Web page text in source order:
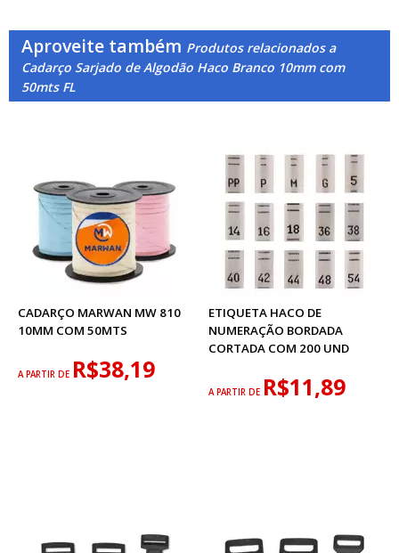
Aproveite também Produtos relacionados a
Cadarço Sarjado de Algodão Haco Branco 10mm com
50mts FL
CADARÇO MARWAN MW 810
10MM COM 50MTS
A PARTIR DE R$38,19
ETIQUETA HACO DE
NUMERAÇÃO BORDADA
CORTADA COM 200 UND
A PARTIR DE R$11,89